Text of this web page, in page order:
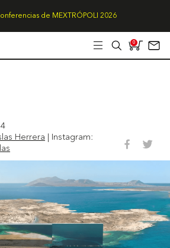
de MEXTRÓPOLI 2026
0
Herrera | Instagram: